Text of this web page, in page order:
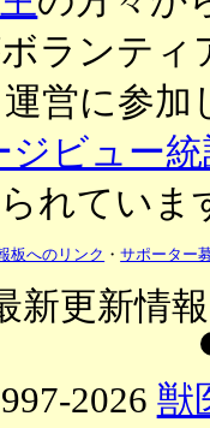
ランティ
営に参加
ジビュー
れていま
板へのリンク ・サポーター
新更新情
2026 獣